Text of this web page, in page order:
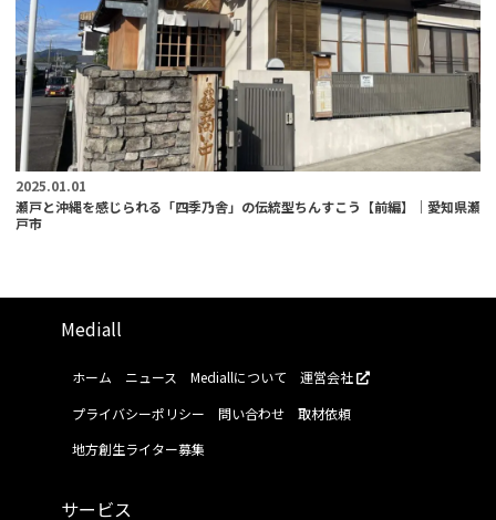
2025.01.01
瀬戸と沖縄を感じられる「四季乃舎」の伝統型ちんすこう【前編】｜愛知県瀬
戸市
Mediall
ホーム ニュース Mediallについて
運営会社
プライバシーポリシー
問い合わせ
取材依頼
地方創生ライター募集
サービス